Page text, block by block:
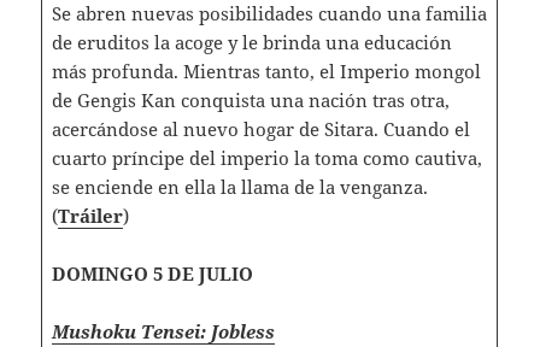
Se abren nuevas posibilidades cuando una familia
de eruditos la acoge y le brinda una educación
más profunda. Mientras tanto, el Imperio mongol
de Gengis Kan conquista una nación tras otra,
acercándose al nuevo hogar de Sitara. Cuando el
cuarto príncipe del imperio la toma como cautiva,
se enciende en ella la llama de la venganza.
(Tráiler)
DOMINGO 5 DE JULIO
Mushoku Tensei: Jobless